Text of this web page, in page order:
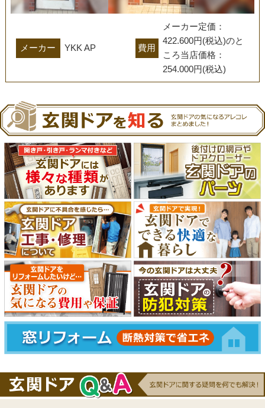
メーカー YKK AP 費用
メーカー定価：
422.600円(税込)のと
ころ当店価格：
254.000円(税込)